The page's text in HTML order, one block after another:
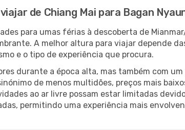
de Chiang Mai para Bagan
para umas férias à descoberta de
A melhor altura para viajar depende
e o tipo de experiência que procura.
durante a época alta, mas também com
de menos multidões, preços mais
ao ar livre possam estar limitadas
permitindo uma experiência mais